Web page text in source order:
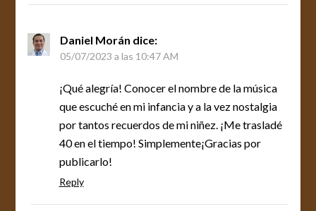
Daniel Morán dice:
05/07/2023 a las 10:47 AM
¡Qué alegría! Conocer el nombre de la música
que escuché en mi infancia y a la vez nostalgia
por tantos recuerdos de mi niñez. ¡Me trasladé
40 en el tiempo! Simplemente¡Gracias por
publicarlo!
Reply